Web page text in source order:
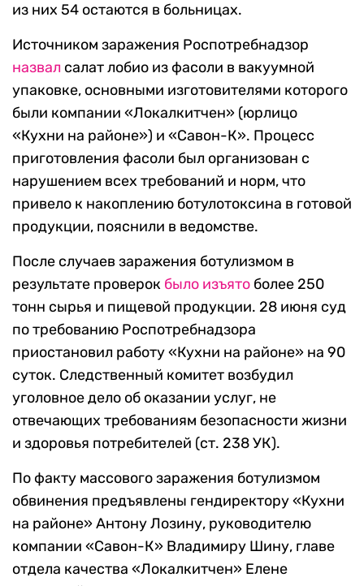
из них 54 остаются в больницах.
Источником заражения Роспотребнадзор
назвал салат лобио из фасоли в вакуумной
упаковке, основными изготовителями которого
были компании «Локалкитчен» (юрлицо
«Кухни на районе») и «Савон-К». Процесс
приготовления фасоли был организован с
нарушением всех требований и норм, что
привело к накоплению ботулотоксина в готовой
продукции, пояснили в ведомстве.
После случаев заражения ботулизмом в
результате проверок было изъято более 250
тонн сырья и пищевой продукции. 28 июня суд
по требованию Роспотребнадзора
приостановил работу «Кухни на районе» на 90
суток. Следственный комитет возбудил
уголовное дело об оказании услуг, не
отвечающих требованиям безопасности жизни
и здоровья потребителей (ст. 238 УК).
По факту массового заражения ботулизмом
обвинения предъявлены гендиректору «Кухни
на районе» Антону Лозину, руководителю
компании «Савон-К» Владимиру Шину, главе
отдела качества «Локалкитчен» Елене